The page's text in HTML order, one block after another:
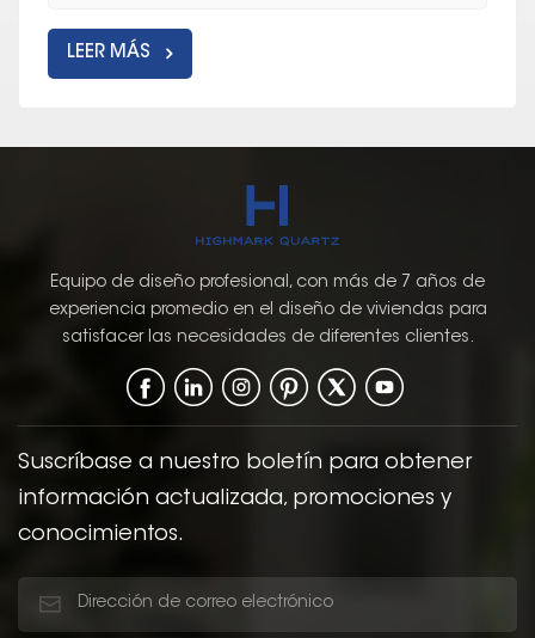
LEER MÁS
Equipo de diseño profesional, con más de 7 años de
experiencia promedio en el diseño de viviendas para
satisfacer las necesidades de diferentes clientes.
Suscríbase a nuestro boletín para obtener
información actualizada, promociones y
conocimientos.